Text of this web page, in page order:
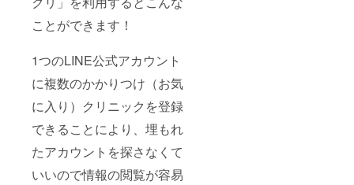
ことができます！
1つのLINE公式アカウント
に複数のかかりつけ（お気
に入り）クリニックを登録
できることにより、埋もれ
たアカウントを探さなくて
いいので情報の閲覧が容易